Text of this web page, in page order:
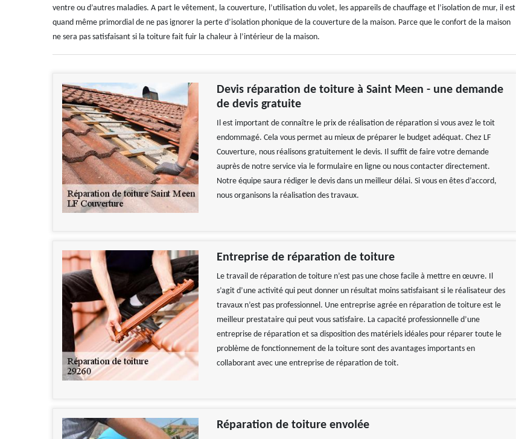
ventre ou d’autres maladies. A part le vêtement, la couverture, l’utilisation du volet, les appareils de chauffage et l’isolation de mur, il est
quand même primordial de ne pas ignorer la perte d’isolation phonique de la couverture de la maison. Parce que le confort de la maison
ne sera pas satisfaisant si la toiture fait fuir la chaleur à l’intérieur de la maison.
Devis réparation de toiture à Saint Meen - une demande
de devis gratuite
Il est important de connaître le prix de réalisation de réparation si vous avez le toit
endommagé. Cela vous permet au mieux de préparer le budget adéquat. Chez LF
Couverture, nous réalisons gratuitement le devis. Il suffit de faire votre demande
auprès de notre service via le formulaire en ligne ou nous contacter directement.
Notre équipe saura rédiger le devis dans un meilleur délai. Si vous en êtes d’accord,
nous organisons la réalisation des travaux.
Entreprise de réparation de toiture
Le travail de réparation de toiture n’est pas une chose facile à mettre en œuvre. Il
s’agit d’une activité qui peut donner un résultat moins satisfaisant si le réalisateur des
travaux n’est pas professionnel. Une entreprise agrée en réparation de toiture est le
meilleur prestataire qui peut vous satisfaire. La capacité professionnelle d’une
entreprise de réparation et sa disposition des matériels idéales pour réparer toute le
problème de fonctionnement de la toiture sont des avantages importants en
collaborant avec une entreprise de réparation de toit.
Réparation de toiture envolée